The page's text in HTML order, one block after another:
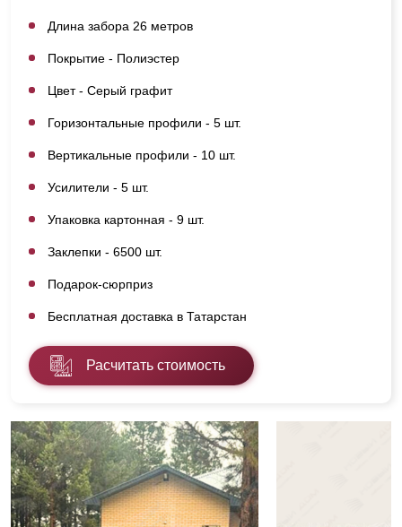
Длина забора 26 метров
Покрытие - Полиэстер
Цвет - Серый графит
Горизонтальные профили - 5 шт.
Вертикальные профили - 10 шт.
Усилители - 5 шт.
Упаковка картонная - 9 шт.
Заклепки - 6500 шт.
Подарок-сюрприз
Бесплатная доставка в Татарстан
Расчитать стоимость